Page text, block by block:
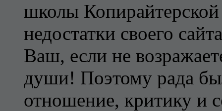
школы
недостатки своего
Ваш, если не
души! Поэтому рада
отношение, критику и